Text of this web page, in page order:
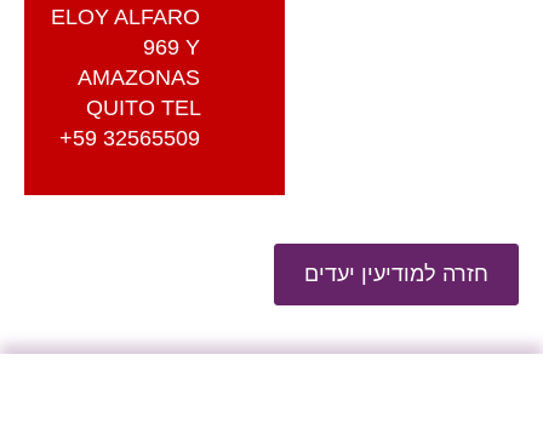
ELOY ALFARO
969 Y
AMAZONAS
QUITO TEL
+59 32565509
חזרה למודיעין יעדים